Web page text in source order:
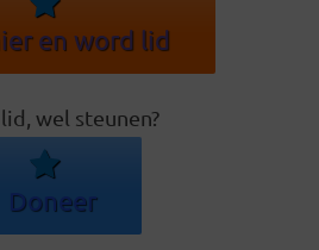
en word lid
wel steunen?
Doneer